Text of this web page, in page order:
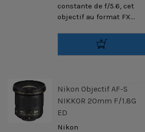
constante de f/5.6, cet
objectif au format FX...
Nikon Objectif AF-S
NIKKOR 20mm F/1.8G
ED
Nikon